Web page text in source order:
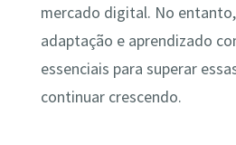
mercado digital. No
adaptação e aprendizado
essenciais para superar
continuar crescendo.